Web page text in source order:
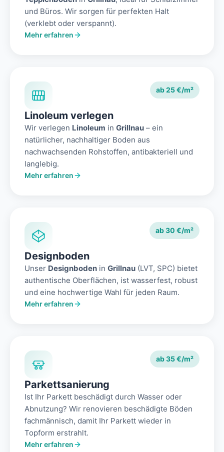
und Büros. Wir sorgen für perfekten Halt
(verklebt oder verspannt).
Mehr erfahren
ab 25 €/m²
Linoleum verlegen
Wir verlegen Linoleum in Grillnau – ein
natürlicher, nachhaltiger Boden aus
nachwachsenden Rohstoffen, antibakteriell und
langlebig.
Mehr erfahren
ab 30 €/m²
Designboden
Unser Designboden in Grillnau (LVT, SPC) bietet
authentische Oberflächen, ist wasserfest, robust
und eine hochwertige Wahl für jeden Raum.
Mehr erfahren
ab 35 €/m²
Parkettsanierung
Ist Ihr Parkett beschädigt durch Wasser oder
Abnutzung? Wir renovieren beschädigte Böden
fachmännisch, damit Ihr Parkett wieder in
Topform erstrahlt.
Mehr erfahren